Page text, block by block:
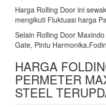
Harga Rolling Door ini
mengikuti Fluktuasi harga
Selain Rolling Door
Gate, Pintu
HARGA
PERMETER
STEEL